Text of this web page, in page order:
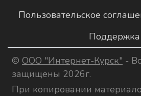
Пользовательское
Поддержка
© ООО "Интернет-Курск" -
защищены 2026г.
При копировании